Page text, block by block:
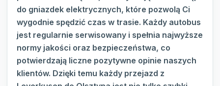
do gniazdek elektrycznych, które pozwolą Ci
wygodnie spędzić czas w trasie. Każdy autobus
jest regularnie serwisowany i spełnia najwyższe
normy jakości oraz bezpieczeństwa, co
potwierdzają liczne pozytywne opinie naszych
klientów. Dzięki temu każdy przejazd z